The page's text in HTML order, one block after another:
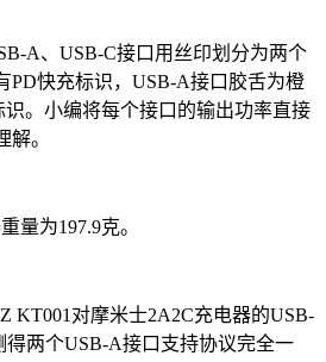
A、USB-C接口用丝印划分为两个
PD快充标识，USB-A接口胶舌为橙
识。小编将每个接口的输出功率直接
。
量为197.9克。
KT001对摩米士2A2C充电器的USB-
两个USB-A接口支持协议完全一